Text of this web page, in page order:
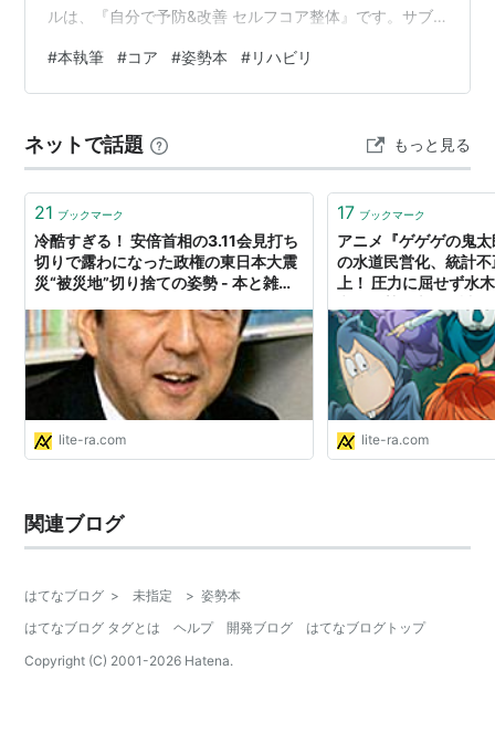
ルは、『自分で予防&改善 セルフコア整体』です。サブ
を美しく姿勢改善』。なかなかてんこ盛りなタイトルで
す。ブログでも発信している、コアと体幹の使い方をメ
https://amzn.asia/d/0bEWLyoy 出版の経緯 確かなる知
識と技術と自信を持ち、法人設立して早３年が経ちま…
#本執筆 #コア #姿勢本 #リハビリ
ネットで話題 もっと見る
21 ブックマーク
冷酷すぎる！ 安倍首相の3.11会見打ち
切りで露わになった政権の東日本大震
災“被災地”切り捨ての姿勢 - 本と雑誌
lite-ra.com
17 ブックマーク
アニメ『ゲゲゲの鬼
の水道民営化、統計
上！ 圧力に屈せず水
／リテラ
lite-ra.com
関連ブログ
はてなブログ > 未指定 > 姿勢本
はてなブログ タグとは
ヘルプ 開発ブログ
はてなブログトップ
Copyright (C) 2001-2026 Hatena.